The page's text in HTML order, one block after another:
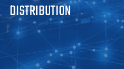
DISTRIBUTION